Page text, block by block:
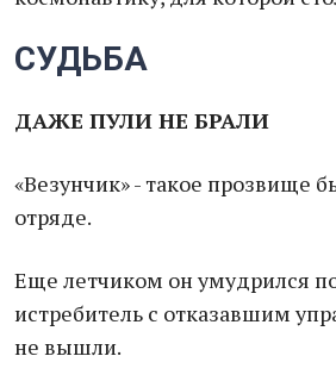
СУДЬБА
ДАЖЕ ПУЛИ НЕ БРАЛИ
«Везунчик» - такое прозвище
отряде.
Еще летчиком он умудрился
истребитель с отказавшим
не вышли.